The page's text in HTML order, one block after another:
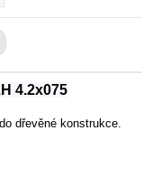
4.2x075
dřevěné konstrukce.